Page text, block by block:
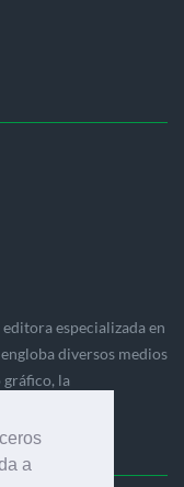
a
especializada en
diversos medios
gráfico, la